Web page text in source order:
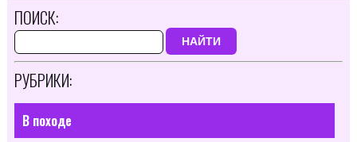
ПОИСК:
НАЙТИ
РУБРИКИ:
В походе